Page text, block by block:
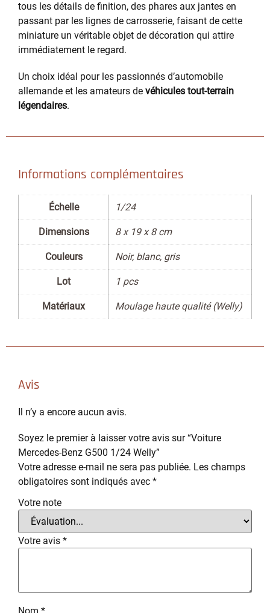
tous les détails de finition, des phares aux jantes en
passant par les lignes de carrosserie, faisant de cette
miniature un véritable objet de décoration qui attire
immédiatement le regard.
Un choix idéal pour les passionnés d’automobile
allemande et les amateurs de véhicules tout-terrain
légendaires.
Informations complémentaires
Échelle 1/24
Dimensions 8 x 19 x 8 cm
Couleurs Noir, blanc, gris
Lot 1 pcs
Matériaux Moulage haute qualité (Welly)
Avis
Il n’y a encore aucun avis.
Soyez le premier à laisser votre avis sur “Voiture
Mercedes-Benz G500 1/24 Welly”
Votre adresse e-mail ne sera pas publiée. Les champs
obligatoires sont indiqués avec *
Votre note
Votre avis *
Nom *